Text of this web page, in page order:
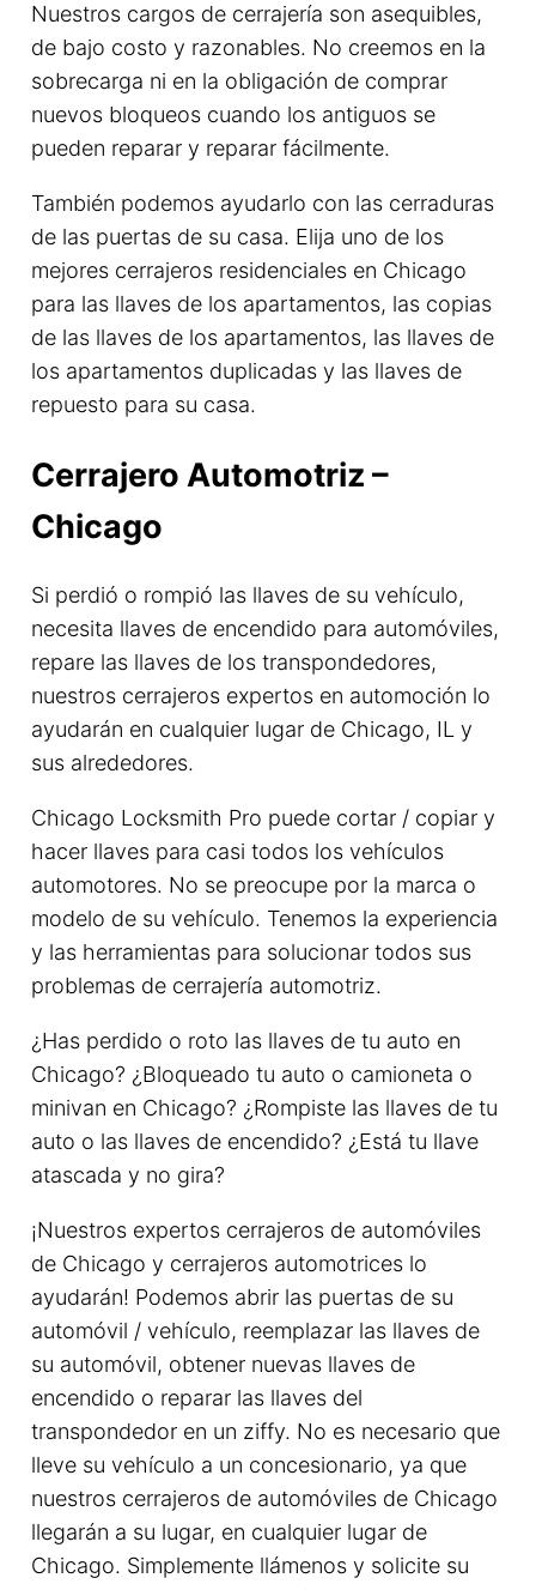
Nuestros cargos de cerrajería son asequibles,
de bajo costo y razonables. No creemos en la
sobrecarga ni en la obligación de comprar
nuevos bloqueos cuando los antiguos se
pueden reparar y reparar fácilmente.
También podemos ayudarlo con las cerraduras
de las puertas de su casa. Elija uno de los
mejores cerrajeros residenciales en Chicago
para las llaves de los apartamentos, las copias
de las llaves de los apartamentos, las llaves de
los apartamentos duplicadas y las llaves de
repuesto para su casa.
Cerrajero Automotriz –
Chicago
Si perdió o rompió las llaves de su vehículo,
necesita llaves de encendido para automóviles,
repare las llaves de los transpondedores,
nuestros cerrajeros expertos en automoción lo
ayudarán en cualquier lugar de Chicago, IL y
sus alrededores.
Chicago Locksmith Pro puede cortar / copiar y
hacer llaves para casi todos los vehículos
automotores. No se preocupe por la marca o
modelo de su vehículo. Tenemos la experiencia
y las herramientas para solucionar todos sus
problemas de cerrajería automotriz.
¿Has perdido o roto las llaves de tu auto en
Chicago? ¿Bloqueado tu auto o camioneta o
minivan en Chicago? ¿Rompiste las llaves de tu
auto o las llaves de encendido? ¿Está tu llave
atascada y no gira?
¡Nuestros expertos cerrajeros de automóviles
de Chicago y cerrajeros automotrices lo
ayudarán! Podemos abrir las puertas de su
automóvil / vehículo, reemplazar las llaves de
su automóvil, obtener nuevas llaves de
encendido o reparar las llaves del
transpondedor en un ziffy. No es necesario que
lleve su vehículo a un concesionario, ya que
nuestros cerrajeros de automóviles de Chicago
llegarán a su lugar, en cualquier lugar de
Chicago. Simplemente llámenos y solicite su